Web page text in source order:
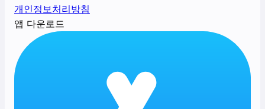
개인정보처리방침
앱 다운로드